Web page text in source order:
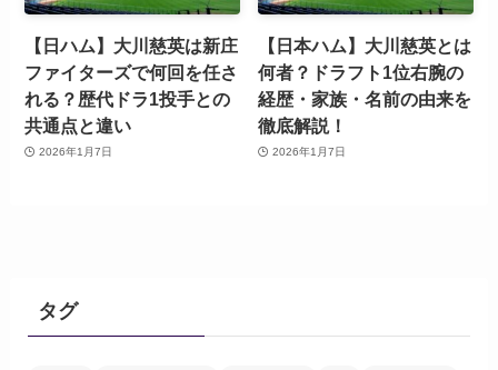
【日ハム】大川慈英は新庄
ファイターズで何回を任さ
れる？歴代ドラ1投手との
共通点と違い
2026年1月7日
【日本ハム】大川慈英とは
何者？ドラフト1位右腕の
経歴・家族・名前の由来を
徹底解説！
2026年1月7日
タグ